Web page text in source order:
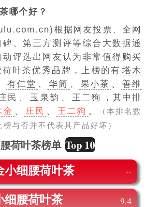
哪个好？
根据网友投票、全网
、第三方测评等综合大数据通
评选出网友认为非常值得购买
叶茶优秀品牌，上榜的有 塔木
有仁堂 、 华简 、 果小茶 、
善维
民 、 玉泉韵 、 王二狗
，其中排
金 、 庄民 、 王二狗 。
（本排名数
与否并不代表其产品好坏）
荷叶茶榜单 Top 10
小细腰荷叶茶 --
细腰荷叶茶 9.4